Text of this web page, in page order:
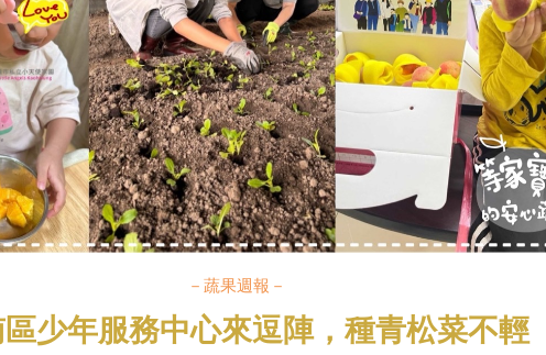
－蔬果週報－
區少年服務中心來逗陣，種青松菜不輕